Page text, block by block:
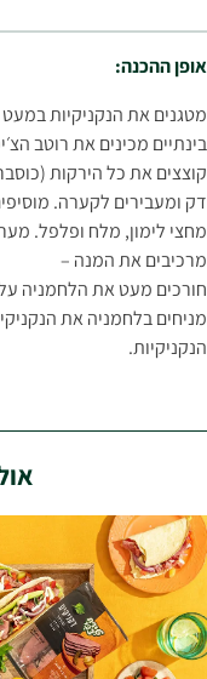
אופן ההכנה:
מטגנים את הנקניקיות
בינתיים מכינים את רוטב
קוצצים את כל הירקות
מחצי לימון, מלח ופלפל.
מרכיבים את המנה –
חורכים מעט את הלחמניה
מניחים בלחמניה את
הנקניקיות.